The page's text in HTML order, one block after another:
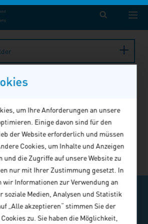
um Ihre Anforderungen an unsere
Einige davon sind für den
der Website erforderlich und müssen
Cookies, um Inhalte und Anzeigen
und die Zugriffe auf unsere Website zu
nur mit Ihrer Zustimmung gesetzt. In
wir Informationen zur Verwendung an
soziale Medien, Analysen und Statistik
„Alle akzeptieren“ stimmen Sie der
zu. Sie haben die Möglichkeit,
für Wohnen und Stadtentwicklung e. V.
wurde leider nicht
die gesuchte Veranstaltung bereits
oder befindet sich in Planung.
finden Siehier.
abonnieren
ein- oder
im E-Mail-Kompaktformat.